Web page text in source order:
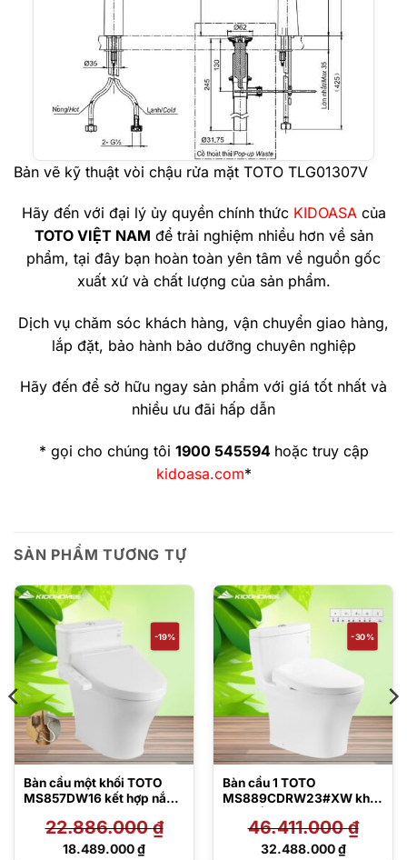
Bản vẽ kỹ thuật vòi chậu rửa mặt TOTO TLG01307V
Hãy đến với đại lý ủy quyền chính thức KIDOASA của
TOTO VIỆT NAM để trải nghiệm nhiều hơn về sản
phẩm, tại đây bạn hoàn toàn yên tâm về nguồn gốc
xuất xứ và chất lượng của sản phẩm.
Dịch vụ chăm sóc khách hàng, vận chuyển giao hàng,
lắp đặt, bảo hành bảo dưỡng chuyên nghiệp
Hãy đến để sở hữu ngay sản phẩm với giá tốt nhất và
nhiều ưu đãi hấp dẫn
* gọi cho chúng tôi 1900 545594 hoặc truy cập
kidoasa.com*
SẢN PHẨM TƯƠNG TỰ
-19%
Bàn cầu một khối TOTO
MS857DW16 kết hợp nắp
22.886.000₫
Giá
18.489.000₫
-30%
Bàn cầu 1 TOTO
MS889CDRW23#XW khối
TCF47360GAA
46.411.000₫
Giá
32.488.000₫